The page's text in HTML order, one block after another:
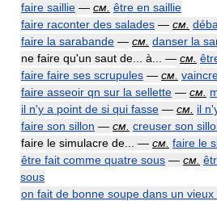
faire saillie — см. être en saillie
faire raconter des salades — см.
faire la sarabande — см. danser la
ne faire qu'un saut de... à... — см.
faire faire ses scrupules — см.
faire asseoir qn sur la sellette — см.
il n'y a point de si qui fasse — см. il
faire son sillon — см. creuser son
faire le simulacre de... — см. faire le
être fait comme quatre sous — см.
sous
on fait de bonne soupe dans un vieux